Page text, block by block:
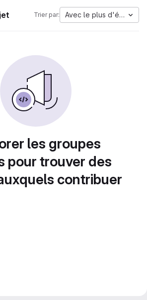
Trier par: Avec le plus d'étoiles
les groupes
pour trouver des
contribuer